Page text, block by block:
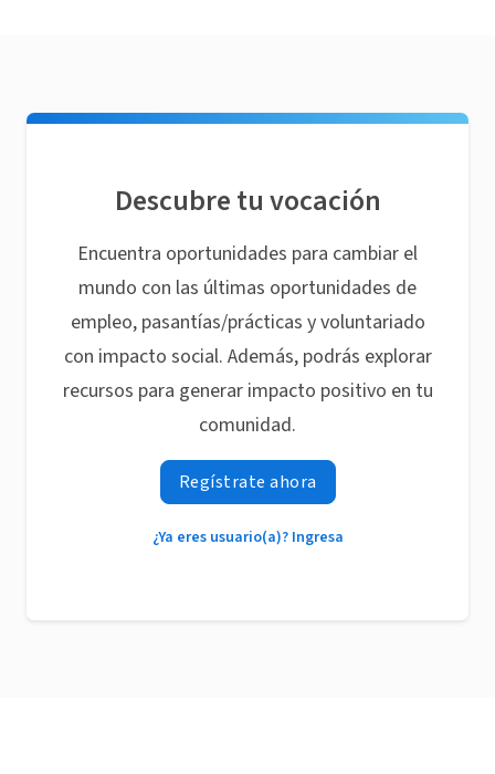
Descubre tu vocación
Encuentra oportunidades para cambiar el
mundo con las últimas oportunidades de
empleo, pasantías/prácticas y voluntariado
con impacto social. Además, podrás explorar
recursos para generar impacto positivo en tu
comunidad.
Regístrate ahora
¿Ya eres usuario(a)? Ingresa